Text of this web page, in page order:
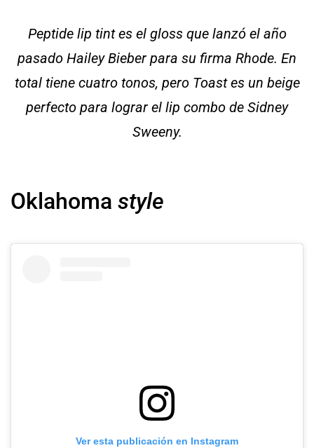
Peptide lip tint es el gloss que lanzó el año
pasado Hailey Bieber para su firma Rhode. En
total tiene cuatro tonos, pero Toast es un beige
perfecto para lograr el lip combo de Sidney
Sweeny.
Oklahoma style
Ver esta publicación en Instagram